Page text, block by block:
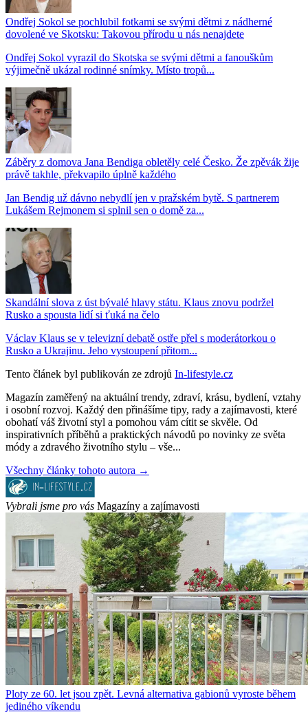
Ondřej Sokol se pochlubil fotkami se svými dětmi z nádherné
dovolené ve Skotsku: Takovou přírodu u nás nenajdete
Ondřej Sokol vyrazil do Skotska se svými dětmi a fanouškům
výjimečně ukázal rodinné snímky. Místo tropů...
Záběry z domova Jana Bendiga obletěly celé Česko. Že zpěvák žije
právě takhle, překvapilo úplně každého
Jan Bendig už dávno nebydlí jen v pražském bytě. S partnerem
Lukášem Rejmonem si splnil sen o domě za...
Skandální slova z úst bývalé hlavy státu. Klaus znovu podržel
Rusko a spousta lidí si ťuká na čelo
Václav Klaus se v televizní debatě ostře přel s moderátorkou o
Rusko a Ukrajinu. Jeho vystoupení přitom...
Tento článek byl publikován ze zdrojů In-lifestyle.cz
Magazín zaměřený na aktuální trendy, zdraví, krásu, bydlení, vztahy
i osobní rozvoj. Každý den přinášíme tipy, rady a zajímavosti, které
obohatí váš životní styl a pomohou vám cítit se skvěle. Od
inspirativních příběhů a praktických návodů po novinky ze světa
módy a zdravého životního stylu – vše...
Všechny články tohoto autora →
Vybrali jsme pro vás Magazíny a zajímavosti
Ploty ze 60. let jsou zpět. Levná alternativa gabionů vyroste během
jediného víkendu